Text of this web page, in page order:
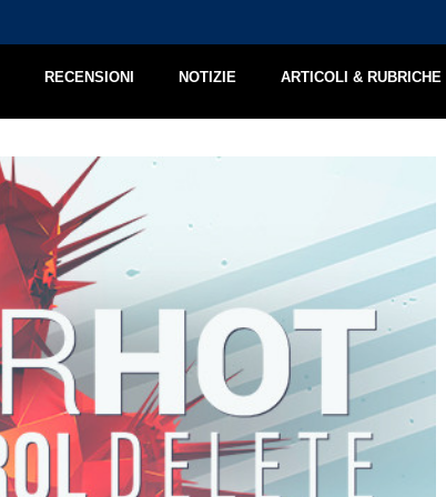
RECENSIONI NOTIZIE ARTICOLI & RUBRICHE